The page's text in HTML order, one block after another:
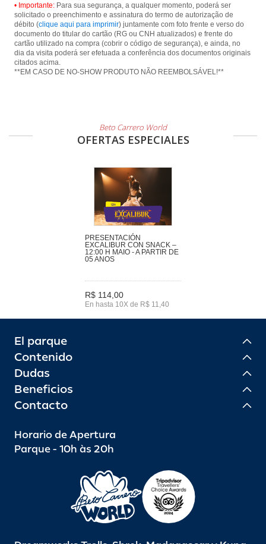
• Importante: Para sua segurança, a qualquer momento, poderá ser
solicitado o preenchimento e assinatura do termo de autorização de
débito (clique aqui para imprimir) juntamente com foto frente e verso do
documento do titular do cartão (RG ou CNH atualizados) e frente do
cartão utilizado na compra (cobrir o código de segurança), e ainda, no
dia da visita poderá ser efetuada a conferência dos documentos originais
citados acima.
**EM CASO DE NO-SHOW PRODUTO NÃO REEMBOLSÁVEL!**
Beto Carrero World
OFERTAS ESPECIALES
PRESENTACIÓN
EXCALIBUR CON SNACK –
12:00 H MAIO - A PARTIR DE
05 ANOS
R$ 114,00
En hasta 10X de R$ 11,40
El parque
Contenido
Dudas
Beneficios
Contacto
Horario de Apertura
Parque - 10h às 20h